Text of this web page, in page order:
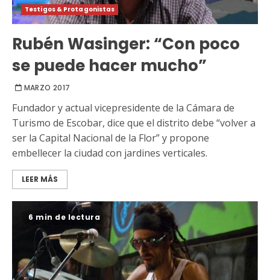
Testigos & Protagonistas
Rubén Wasinger: “Con poco
se puede hacer mucho”
MARZO 2017
Fundador y actual vicepresidente de la Cámara de
Turismo de Escobar, dice que el distrito debe “volver a
ser la Capital Nacional de la Flor” y propone
embellecer la ciudad con jardines verticales.
LEER MÁS
6 min de lectura